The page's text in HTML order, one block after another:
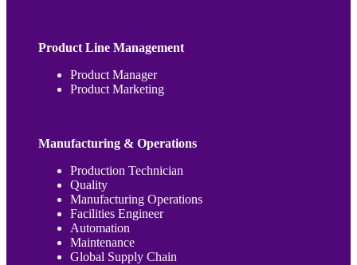
Product Line Management
Product Manager
Product Marketing
Manufacturing & Operations
Production Technician
Quality
Manufacturing Operations
Facilities Engineer
Automation
Maintenance
Global Supply Chain